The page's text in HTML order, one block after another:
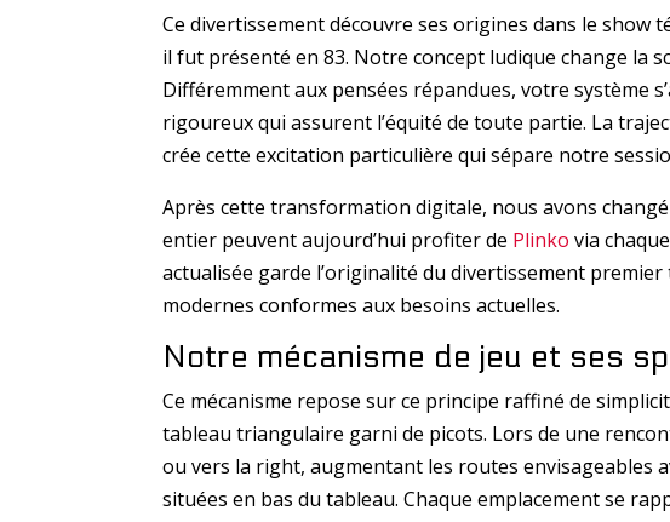
Ce divertissement découvre ses origines dans le show
il fut présenté en 83. Notre concept ludique change la
Différemment aux pensées répandues, votre système
rigoureux qui assurent l’équité de toute partie. La
crée cette excitation particulière qui sépare notre
Après cette transformation digitale, nous avons
entier peuvent aujourd’hui profiter de Plinko via
actualisée garde l’originalité du divertissement
modernes conformes aux besoins actuelles.
Notre mécanisme de jeu et ses
Ce mécanisme repose sur ce principe raffiné de
tableau triangulaire garni de picots. Lors de une
ou vers la right, augmentant les routes envisageables
situées en bas du tableau. Chaque emplacement se